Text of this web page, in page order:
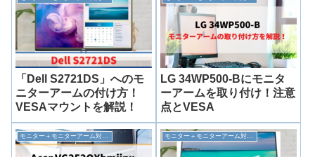
「Dell S2721DS」へのモ
ニターアームの付け方！
VESAマウントを解説！
LG 34WP500-Bにモニタ
ーアームを取り付け！注意
点とVESA